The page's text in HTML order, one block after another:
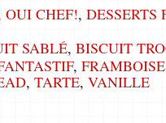
OUI CHEF!, DESSERTS
SABLÉ, BISCUIT
,
, TARTE, VANILLE